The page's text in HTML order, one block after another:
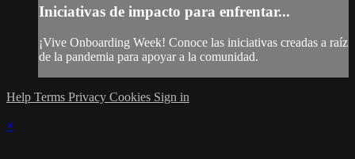
Iniciativas de impacto para enfrentar...
¡Vive Onboarding Week! Conoce las iniciativas creadas a raíz
de la pandemia para apoyar a la comunidad.
Help Terms Privacy Cookies Sign in
×